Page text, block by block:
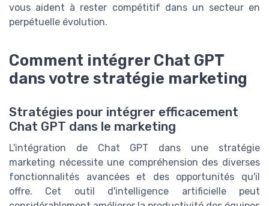
vous aident à rester compétitif dans un secteur en
perpétuelle évolution.
Comment intégrer Chat GPT
dans votre stratégie marketing
Stratégies pour intégrer efficacement
Chat GPT dans le marketing
L'intégration de Chat GPT dans une stratégie
marketing nécessite une compréhension des diverses
fonctionnalités avancées et des opportunités qu'il
offre. Cet outil d'intelligence artificielle peut